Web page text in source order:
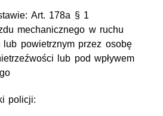
Art. 178a § 1
mechanicznego w ruchu
lub powietrznym przez osobę
lub pod wpływem
policji: